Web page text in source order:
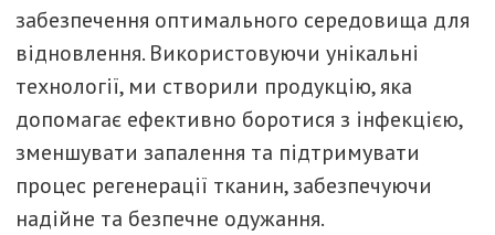
забезпечення оптимального середовища для
відновлення. Використовуючи унікальні
технології, ми створили продукцію, яка
допомагає ефективно боротися з інфекцією,
зменшувати запалення та підтримувати
процес регенерації тканин, забезпечуючи
надійне та безпечне одужання.